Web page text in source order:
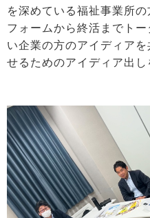
を深めている福祉事業所
フォームから終活までト
い企業の方のアイディア
せるためのアイディア出し